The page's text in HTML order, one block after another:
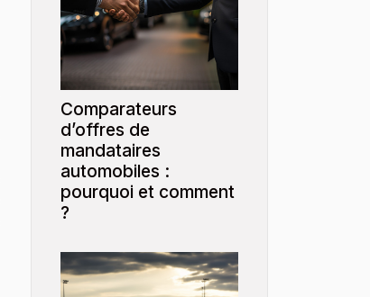
Comparateurs
d’offres de
mandataires
automobiles :
pourquoi et comment
?